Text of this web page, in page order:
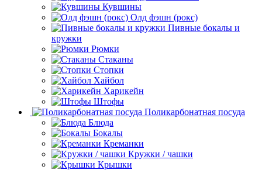
Кувшины
Олд фэшн (рокс)
Пивные бокалы и
кружки
Рюмки
Стаканы
Стопки
Хайбол
Харикейн
Штофы
Поликарбонатная посуда
Блюда
Бокалы
Креманки
Кружки / чашки
Крышки